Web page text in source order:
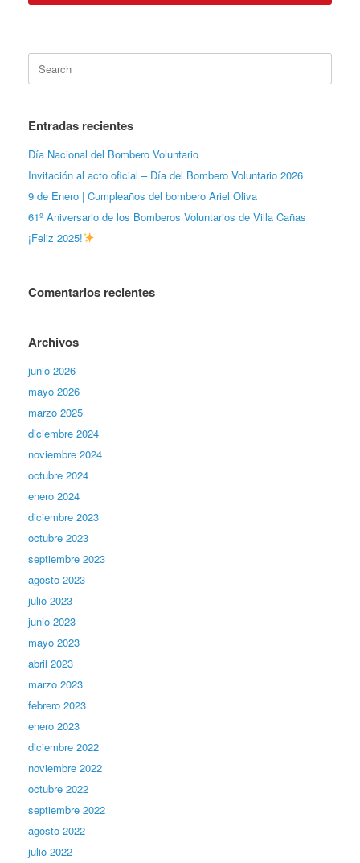
Search
for:
Entradas recientes
Día Nacional del Bombero Voluntario
Invitación al acto oficial – Día del Bombero Voluntario 2026
9 de Enero | Cumpleaños del bombero Ariel Oliva
61º Aniversario de los Bomberos Voluntarios de Villa Cañas
¡Feliz 2025!
Comentarios recientes
Archivos
junio 2026
mayo 2026
marzo 2025
diciembre 2024
noviembre 2024
octubre 2024
enero 2024
diciembre 2023
octubre 2023
septiembre 2023
agosto 2023
julio 2023
junio 2023
mayo 2023
abril 2023
marzo 2023
febrero 2023
enero 2023
diciembre 2022
noviembre 2022
octubre 2022
septiembre 2022
agosto 2022
julio 2022